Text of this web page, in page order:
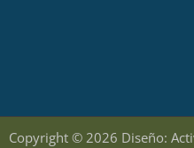
Copyright © 2026 Diseño: